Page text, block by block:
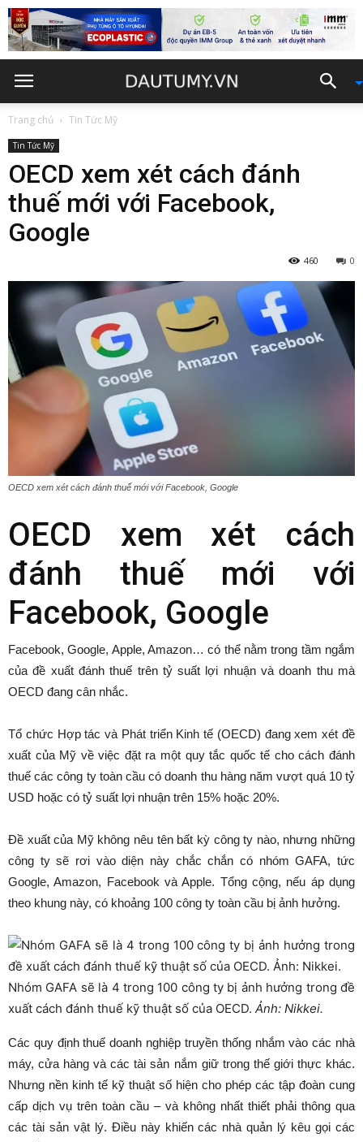
Trang chủ Tin Tức Mỹ
Tin Tức Mỹ
OECD xem xét cách đánh
thuế mới với Facebook,
Google
0
460
OECD xem xét cách đánh thuế mới với Facebook, Google
OECD xem xét cách
đánh thuế mới với
Facebook, Google
Facebook, Google, Apple, Amazon… có thể nằm trong tầm ngắm
của đề xuất đánh thuế trên tỷ suất lợi nhuận và doanh thu mà
OECD đang cân nhắc.
Tổ chức Hợp tác và Phát triển Kinh tế (OECD) đang xem xét đề
xuất của Mỹ về việc đặt ra một quy tắc quốc tế cho cách đánh
thuế các công ty toàn cầu có doanh thu hàng năm vượt quá 10 tỷ
USD hoặc có tỷ suất lợi nhuận trên 15% hoặc 20%.
Đề xuất của Mỹ không nêu tên bất kỳ công ty nào, nhưng những
công ty sẽ rơi vào diện này chắc chắn có nhóm GAFA, tức
Google, Amazon, Facebook và Apple. Tổng cộng, nếu áp dụng
theo khung này, có khoảng 100 công ty toàn cầu bị ảnh hưởng.
Nhóm GAFA sẽ là 4 trong 100 công ty bị ảnh hưởng trong đề
xuất cách đánh thuế kỹ thuật số của OECD. Ảnh: Nikkei.
Các quy định thuế doanh nghiệp truyền thống nhắm vào các nhà
máy, cửa hàng và các tài sản nắm giữ trong thế giới thực khác.
Nhưng nền kinh tế kỹ thuật số hiện cho phép các tập đoàn cung
cấp dịch vụ trên toàn cầu – và không nhất thiết phải thông qua
các tài sản vật lý. Điều này khiến các nhà quản lý kêu gọi các